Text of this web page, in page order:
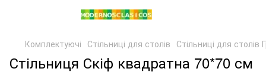
Комплектуючі Стільниці для столів Стільниці для
Стільниця Скіф квадратна 70*70 см